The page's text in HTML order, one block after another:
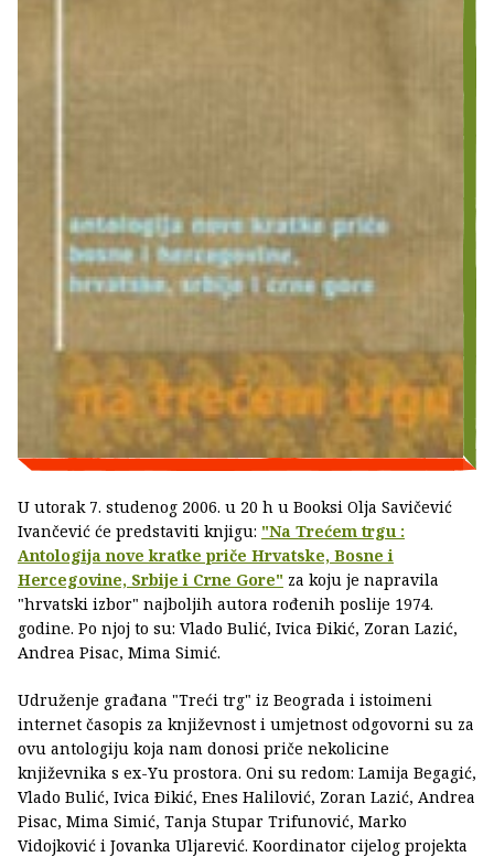
U utorak 7. studenog 2006. u 20 h u Booksi Olja Savičević
Ivančević će predstaviti knjigu: "Na Trećem trgu :
Antologija nove kratke priče Hrvatske, Bosne i
Hercegovine, Srbije i Crne Gore" za koju je napravila
"hrvatski izbor" najboljih autora rođenih poslije 1974.
godine. Po njoj to su: Vlado Bulić, Ivica Ðikić, Zoran Lazić,
Andrea Pisac, Mima Simić.
Udruženje građana "Treći trg" iz Beograda i istoimeni
internet časopis za književnost i umjetnost odgovorni su za
ovu antologiju koja nam donosi priče nekolicine
književnika s ex-Yu prostora. Oni su redom: Lamija Begagić,
Vlado Bulić, Ivica Ðikić, Enes Halilović, Zoran Lazić, Andrea
Pisac, Mima Simić, Tanja Stupar Trifunović, Marko
Vidojković i Jovanka Uljarević. Koordinator cijelog projekta